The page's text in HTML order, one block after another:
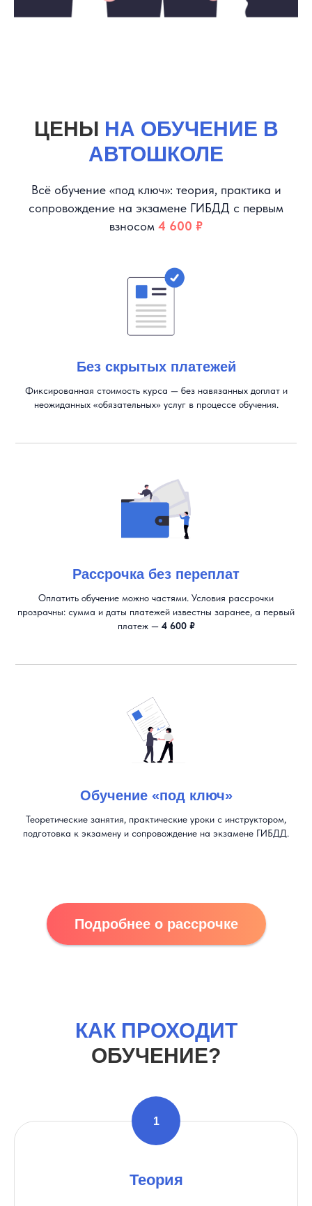
ЦЕНЫ НА ОБУЧЕНИЕ В
АВТОШКОЛЕ
Всё обучение «под ключ»: теория, практика и
сопровождение на экзамене ГИБДД с первым
взносом 4 600 ₽
Без скрытых платежей
Фиксированная стоимость курса — без навязанных доплат и
неожиданных «обязательных» услуг в процессе обучения.
Рассрочка без переплат
Оплатить обучение можно частями. Условия рассрочки
прозрачны: сумма и даты платежей известны заранее, а первый
платеж — 4 600 ₽
Обучение «под ключ»
Теоретические занятия, практические уроки с инструктором,
подготовка к экзамену и сопровождение на экзамене ГИБДД.
Подробнее о рассрочке
КАК ПРОХОДИТ
ОБУЧЕНИЕ?
Теория